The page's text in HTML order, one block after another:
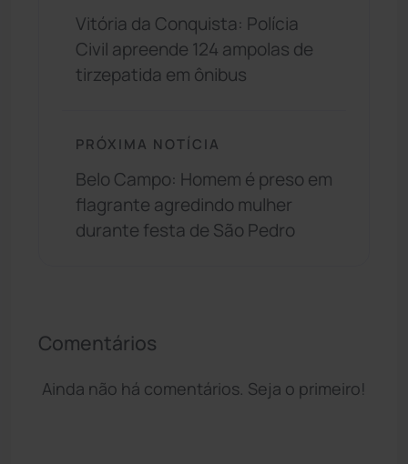
Vitória da Conquista: Polícia
Civil apreende 124 ampolas de
tirzepatida em ônibus
PRÓXIMA NOTÍCIA
Belo Campo: Homem é preso em
flagrante agredindo mulher
durante festa de São Pedro
Comentários
Ainda não há comentários. Seja o primeiro!